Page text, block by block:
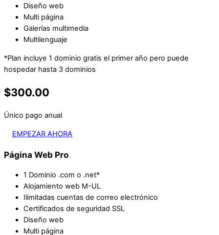
Diseño web
Multi página
Galerías multimedia
Multilenguaje
*Plan incluye 1 dominio gratis el primer año pero puede
hospedar hasta 3 dominios
$300.00
Único pago anual
EMPEZAR AHORA
Página Web Pro
1 Dominio .com o .net*
Alojamiento web M-UL
Ilimitadas cuentas de correo electrónico
Certificados de seguridad SSL
Diseño web
Multi página